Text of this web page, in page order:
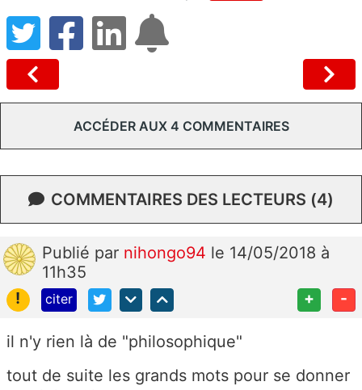
ACCÉDER AUX 4 COMMENTAIRES
COMMENTAIRES DES LECTEURS (4)
Publié par nihongo94 le 14/05/2018 à
11h35
!
citer + -
il n'y rien là de "philosophique"
tout de suite les grands mots pour se donner